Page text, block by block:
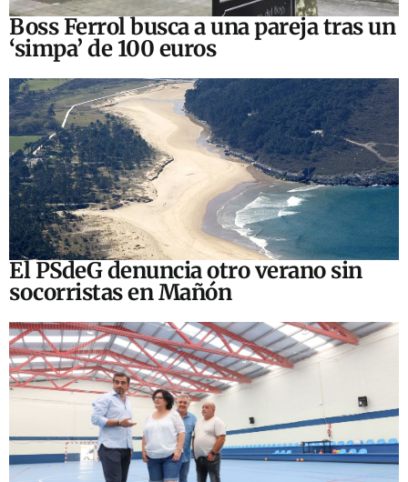
Boss Ferrol busca a una pareja tras un
‘simpa’ de 100 euros
El PSdeG denuncia otro verano sin
socorristas en Mañón